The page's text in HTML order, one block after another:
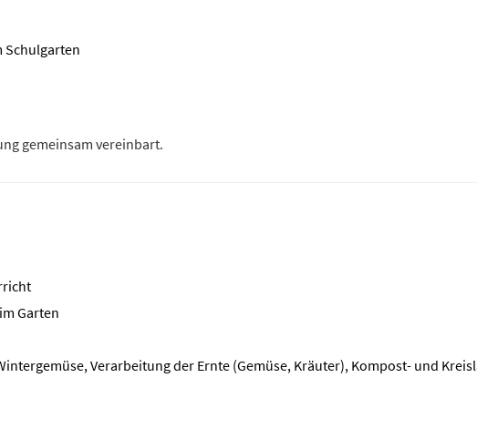
Schulgarten
gemeinsam vereinbart.
Garten
Verarbeitung der Ernte (Gemüse, Kräuter), Kompost- und